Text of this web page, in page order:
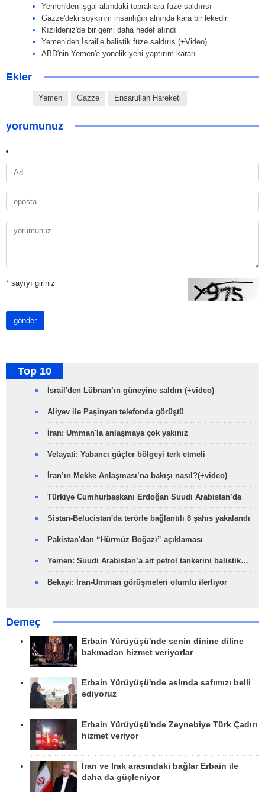
Yemen'den işgal altındaki topraklara füze saldırısı
Gazze'deki soykırım insanlığın alnında kara bir lekedir
Kızıldeniz'de bir gemi daha hedef alındı
Yemen’den İsrail’e balistik füze saldırıs (+Video)
ABD'nin Yemen'e yönelik yeni yaptırım kararı
Ekler
Yemen Gazze Ensarullah Hareketi
yorumunuz
*sayıyı giriniz
gönder
Top 10
İsrail'den Lübnan’ın güneyine saldırı (+video)
Aliyev ile Paşinyan telefonda görüştü
İran: Umman'la anlaşmaya çok yakınız
Velayati: Yabancı güçler bölgeyi terk etmeli
İran’ın Mekke Anlaşması’na bakışı nasıl?(+video)
Türkiye Cumhurbaşkanı Erdoğan Suudi Arabistan’da
Sistan-Belucistan'da terörle bağlantılı 8 şahıs yakalandı
Pakistan'dan “Hürmüz Boğazı” açıklaması
Yemen: Suudi Arabistan’a ait petrol tankerini balistik…
Bekayi: İran-Umman görüşmeleri olumlu ilerliyor
Demeç
Erbain Yürüyüşü'nde senin dinine diline
bakmadan hizmet veriyorlar
Erbain Yürüyüşü'nde aslında safımızı belli
ediyoruz
Erbain Yürüyüşü'nde Zeynebiye Türk Çadırı
hizmet veriyor
İran ve Irak arasındaki bağlar Erbain ile
daha da güçleniyor